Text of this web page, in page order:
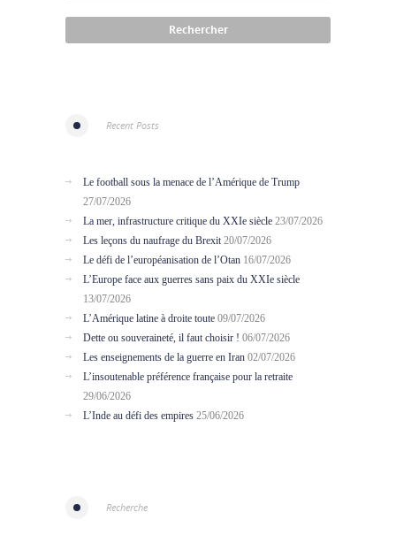
Recent Posts
Le football sous la menace de l’Amérique de Trump
27/07/2026
La mer, infrastructure critique du XXIe siècle 23/07/2026
Les leçons du naufrage du Brexit 20/07/2026
Le défi de l’européanisation de l’Otan 16/07/2026
L’Europe face aux guerres sans paix du XXIe siècle
13/07/2026
L’Amérique latine à droite toute 09/07/2026
Dette ou souveraineté, il faut choisir ! 06/07/2026
Les enseignements de la guerre en Iran 02/07/2026
L’insoutenable préférence française pour la retraite
29/06/2026
L’Inde au défi des empires 25/06/2026
Recherche